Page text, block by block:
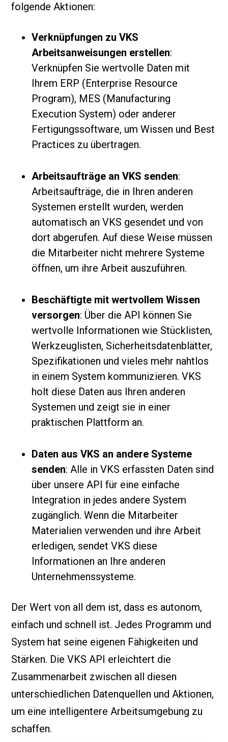
folgende Aktionen:
Verknüpfungen zu VKS
Arbeitsanweisungen erstellen:
Verknüpfen Sie wertvolle Daten mit
Ihrem ERP (Enterprise Resource
Program), MES (Manufacturing
Execution System) oder anderer
Fertigungssoftware, um Wissen und Best
Practices zu übertragen.
Arbeitsaufträge an VKS senden:
Arbeitsaufträge, die in Ihren anderen
Systemen erstellt wurden, werden
automatisch an VKS gesendet und von
dort abgerufen. Auf diese Weise müssen
die Mitarbeiter nicht mehrere Systeme
öffnen, um ihre Arbeit auszuführen.
Beschäftigte mit wertvollem Wissen
versorgen: Über die API können Sie
wertvolle Informationen wie Stücklisten,
Werkzeuglisten, Sicherheitsdatenblätter,
Spezifikationen und vieles mehr nahtlos
in einem System kommunizieren. VKS
holt diese Daten aus Ihren anderen
Systemen und zeigt sie in einer
praktischen Plattform an.
Daten aus VKS an andere Systeme
senden: Alle in VKS erfassten Daten sind
über unsere API für eine einfache
Integration in jedes andere System
zugänglich. Wenn die Mitarbeiter
Materialien verwenden und ihre Arbeit
erledigen, sendet VKS diese
Informationen an Ihre anderen
Unternehmenssysteme.
Der Wert von all dem ist, dass es autonom,
einfach und schnell ist. Jedes Programm und
System hat seine eigenen Fähigkeiten und
Stärken. Die VKS API erleichtert die
Zusammenarbeit zwischen all diesen
unterschiedlichen Datenquellen und Aktionen,
um eine intelligentere Arbeitsumgebung zu
schaffen.